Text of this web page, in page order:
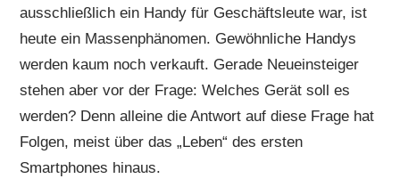
ausschließlich ein Handy für Geschäftsleute war, ist
heute ein Massenphänomen. Gewöhnliche Handys
werden kaum noch verkauft. Gerade Neueinsteiger
stehen aber vor der Frage: Welches Gerät soll es
werden? Denn alleine die Antwort auf diese Frage hat
Folgen, meist über das „Leben“ des ersten
Smartphones hinaus.